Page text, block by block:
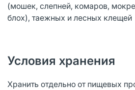
(мошек, слепней, комаров,
блох), таежных и лесных клещей
Условия хранения
Хранить отдельно от пищевых